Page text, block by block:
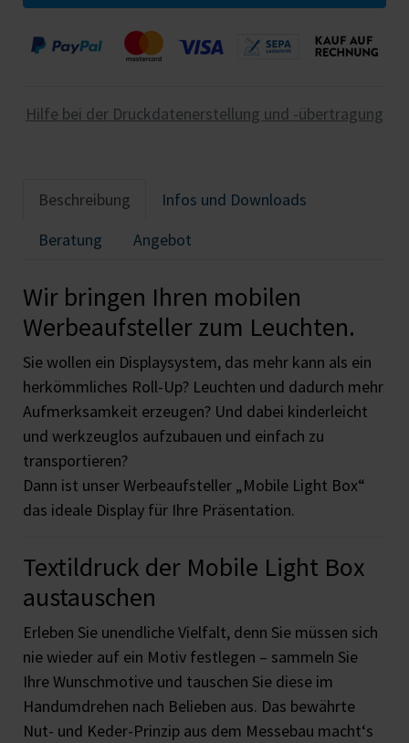
Hilfe bei der Druckdatenerstellung und -übertragung
Beschreibung
Infos und Downloads
Beratung
Angebot
Wir bringen Ihren mobilen
Werbeaufsteller zum Leuchten.
Sie wollen ein Displaysystem, das mehr kann als ein
herkömmliches Roll-Up? Leuchten und dadurch mehr
Aufmerksamkeit erzeugen? Und dabei kinderleicht
und werkzeuglos aufzubauen und einfach zu
transportieren?
Dann ist unser Werbeaufsteller „Mobile Light Box“
das ideale Display für Ihre Präsentation.
Textildruck der Mobile Light Box
austauschen
Erleben Sie unendliche Vielfalt, denn Sie müssen sich
nie wieder auf ein Motiv festlegen – sammeln Sie
Ihre Wunschmotive und tauschen Sie diese im
Handumdrehen nach Belieben aus. Das bewährte
Nut- und Keder-Prinzip aus dem Messebau macht‘s